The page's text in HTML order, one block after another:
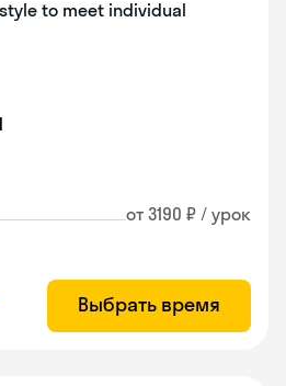
to meet individual
от 3190 ₽ / урок
Выбрать время